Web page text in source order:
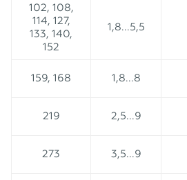
102, 108,
114, 127,
133, 140,
152
1,8...5,5
159, 168 1,8...8
219 2,5...9
273 3,5...9